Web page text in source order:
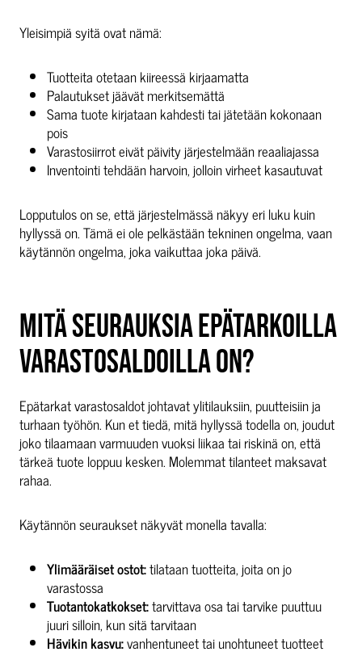
Yleisimpiä syitä ovat nämä:
Tuotteita otetaan kiireessä kirjaamatta
Palautukset jäävät merkitsemättä
Sama tuote kirjataan kahdesti tai jätetään kokonaan
pois
Varastosiirrot eivät päivity järjestelmään reaaliajassa
Inventointi tehdään harvoin, jolloin virheet kasautuvat
Lopputulos on se, että järjestelmässä näkyy eri luku kuin
hyllyssä on. Tämä ei ole pelkästään tekninen ongelma, vaan
käytännön ongelma, joka vaikuttaa joka päivä.
MITÄ SEURAUKSIA EPÄTARKOILLA
VARASTOSALDOILLA ON?
Epätarkat varastosaldot johtavat ylitilauksiin, puutteisiin ja
turhaan työhön. Kun et tiedä, mitä hyllyssä todella on, joudut
joko tilaamaan varmuuden vuoksi liikaa tai riskinä on, että
tärkeä tuote loppuu kesken. Molemmat tilanteet maksavat
rahaa.
Käytännön seuraukset näkyvät monella tavalla:
Ylimääräiset ostot:tilataan tuotteita, joita on jo
varastossa
Tuotantokatkokset:tarvittava osa tai tarvike puuttuu
juuri silloin, kun sitä tarvitaan
Hävikin kasvu:vanhentuneet tai unohtuneet tuotteet